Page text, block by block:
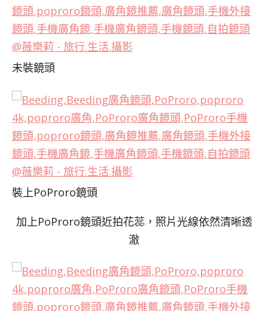
未裝鏡頭
裝上PoProro鏡頭
加上PoProro鏡頭近拍花蕊，照片光線依然清晰透
澈